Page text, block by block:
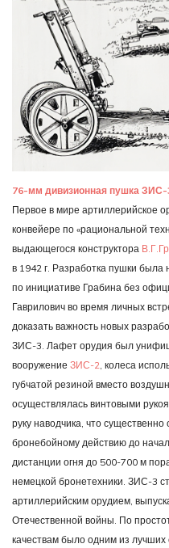
76-мм дивизионная пушка ЗИС-
Первое в мире артиллерийское
конвейере по «рациональной
выдающегося конструктора
в 1942 г. Разработка пушки
по инициативе Грабина без
Гаврилович во время личных
доказать важность новых
ЗИС-3. Лафет орудия был
вооружение ЗИС-2 , колеса
губчатой резиной вместо
осуществлялась винтовыми
руку наводчика, что
бронебойному действию до
дистанции огня до 500-700 м
немецкой бронетехники. ЗИС-3
артиллерийским орудием,
Отечественной войны. По
качествам было одним из